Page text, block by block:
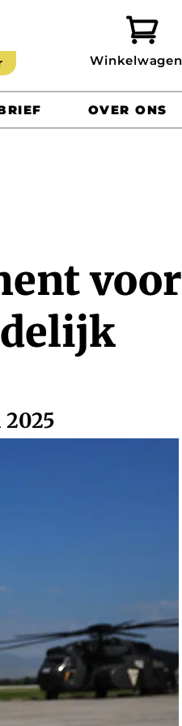
OVER ONS
voor